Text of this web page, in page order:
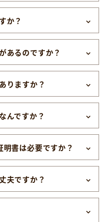
か？
あるのですか？
りますか？
んですか？
書は必要ですか？
夫ですか？